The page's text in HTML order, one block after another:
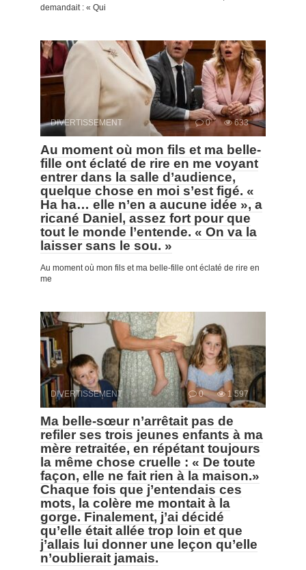
demandait : « Qui
DIVERTISSEMENT 0 633
Au moment où mon fils et ma belle-
fille ont éclaté de rire en me voyant
entrer dans la salle d’audience,
quelque chose en moi s’est figé. «
Ha ha… elle n’en a aucune idée », a
ricané Daniel, assez fort pour que
tout le monde l’entende. « On va la
laisser sans le sou. »
Au moment où mon fils et ma belle-fille ont éclaté de rire en
me
DIVERTISSEMENT 0 1 597
Ma belle-sœur n’arrêtait pas de
refiler ses trois jeunes enfants à ma
mère retraitée, en répétant toujours
la même chose cruelle : « De toute
façon, elle ne fait rien à la maison.»
Chaque fois que j’entendais ces
mots, la colère me montait à la
gorge. Finalement, j’ai décidé
qu’elle était allée trop loin et que
j’allais lui donner une leçon qu’elle
n’oublierait jamais.